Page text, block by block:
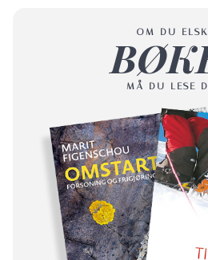
OM DU
MÅ DU LESE